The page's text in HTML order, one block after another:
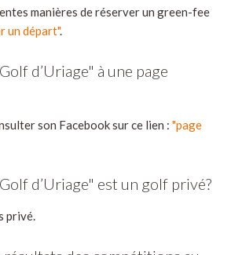
manières de réserver un green-fee
un départ".
d’Uriage" à une page
son Facebook sur ce lien : "page
d’Uriage" est un golf privé?
privé.